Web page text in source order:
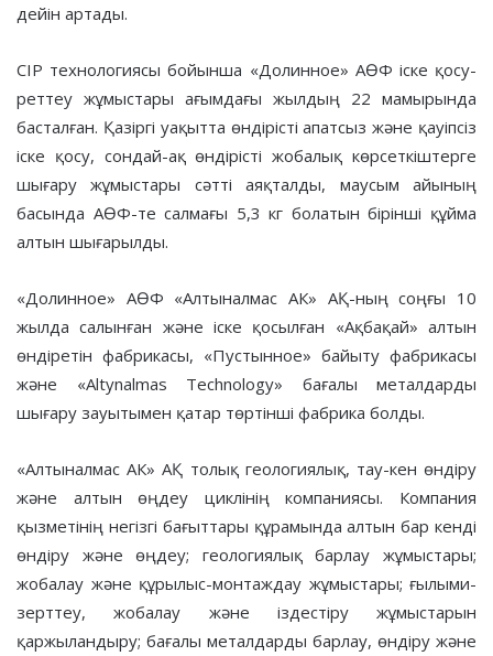
дейін артады.
CIP технологиясы бойынша «Долинное» АӨФ іске қосу-
реттеу жұмыстары ағымдағы жылдың 22 мамырында
басталған. Қазіргі уақытта өндірісті апатсыз және қауіпсіз
іске қосу, сондай-ақ өндірісті жобалық көрсеткіштерге
шығару жұмыстары сәтті аяқталды, маусым айының
басында АӨФ-те салмағы 5,3 кг болатын бірінші құйма
алтын шығарылды.
«Долинное» АӨФ «Алтыналмас АК» АҚ-ның соңғы 10
жылда салынған және іске қосылған «Ақбақай» алтын
өндіретін фабрикасы, «Пустынное» байыту фабрикасы
және «Altynalmas Technology» бағалы металдарды
шығару зауытымен қатар төртінші фабрика болды.
«Алтыналмас АК» АҚ толық геологиялық, тау-кен өндіру
және алтын өңдеу циклінің компаниясы. Компания
қызметінің негізгі бағыттары құрамында алтын бар кенді
өндіру және өңдеу; геологиялық барлау жұмыстары;
жобалау және құрылыс-монтаждау жұмыстары; ғылыми-
зерттеу, жобалау және іздестіру жұмыстарын
қаржыландыру; бағалы металдарды барлау, өндіру және